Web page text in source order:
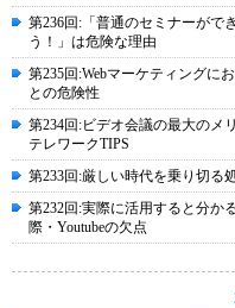
第236回:「普通のセミナーがで
う！」は危険な理由
第235回:Webマーケティングに
との危険性
第234回:ビデオ会議の最大のメ
テレワークTIPS
第233回:厳しい時代を乗り切る
第232回:実際に活用すると分か
際・Youtubeの欠点